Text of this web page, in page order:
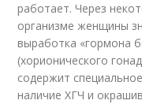
работает. Через
организме женщины
выработка «гормона
(хорионического
содержит
наличие ХГЧ и